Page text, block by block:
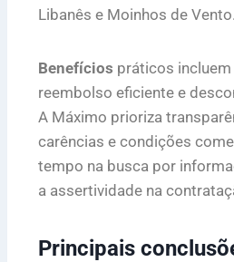
Libanês e Moinhos de Vento.
Benefícios práticos
reembolso eficiente e
A Máximo prioriza
carências e condições
tempo na busca por
a assertividade na
Principais